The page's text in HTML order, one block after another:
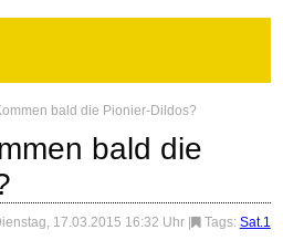
bald die Pionier-Dildos?
bald die
17.03.2015 16:32 Uhr Tags: Sat.1